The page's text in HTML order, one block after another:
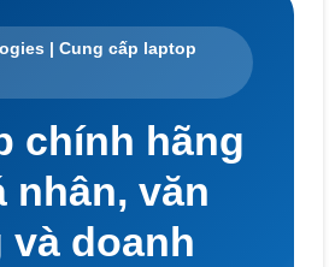
| Cung cấp laptop
chính hãng
nhân, văn
và doanh